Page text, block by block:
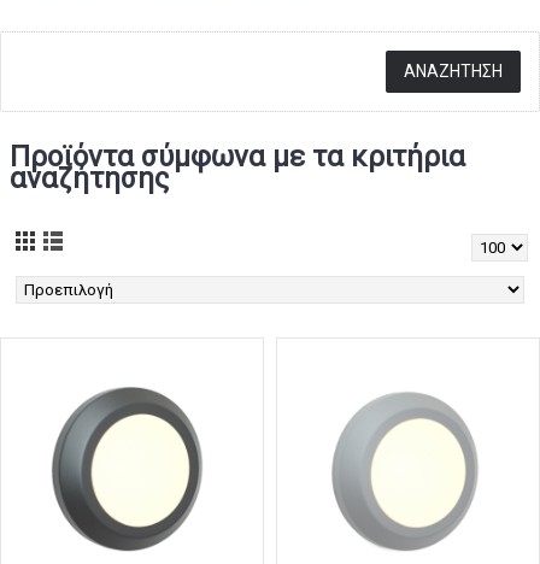
Προϊόντα σύμφωνα με τα κριτήρια
αναζήτησης